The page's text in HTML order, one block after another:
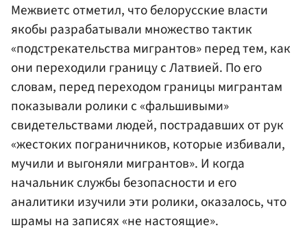
Межвиетс отметил, что белорусские власти
якобы разрабатывали множество тактик
«подстрекательства мигрантов» перед тем, как
они переходили границу с Латвией. По его
словам, перед переходом границы мигрантам
показывали ролики с «фальшивыми»
свидетельствами людей, пострадавших от рук
«жестоких пограничников, которые избивали,
мучили и выгоняли мигрантов». И когда
начальник службы безопасности и его
аналитики изучили эти ролики, оказалось, что
шрамы на записях «не настоящие».